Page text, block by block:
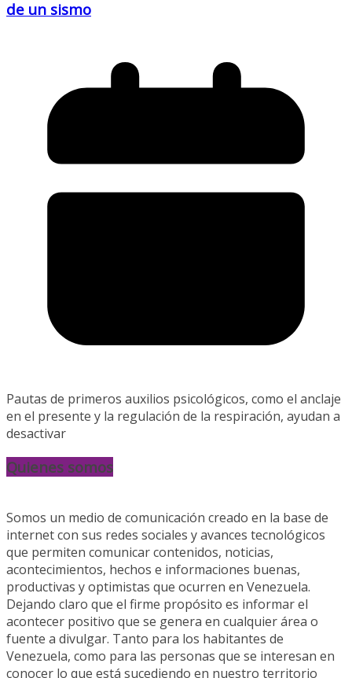
de un sismo
Pautas de primeros auxilios psicológicos, como el anclaje
en el presente y la regulación de la respiración, ayudan a
desactivar
Quienes somos
Somos un medio de comunicación creado en la base de
internet con sus redes sociales y avances tecnológicos
que permiten comunicar contenidos, noticias,
acontecimientos, hechos e informaciones buenas,
productivas y optimistas que ocurren en Venezuela.
Dejando claro que el firme propósito es informar el
acontecer positivo que se genera en cualquier área o
fuente a divulgar. Tanto para los habitantes de
Venezuela, como para las personas que se interesan en
conocer lo que está sucediendo en nuestro territorio